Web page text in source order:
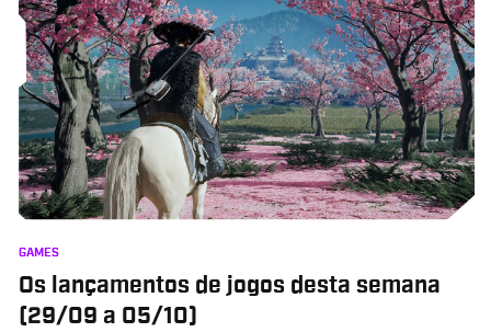
GAMES
Os lançamentos de jogos desta semana
(29/09 a 05/10)